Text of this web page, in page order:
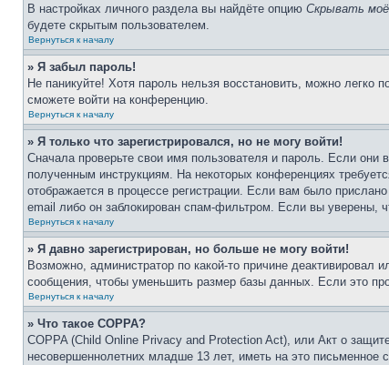
В настройках личного раздела вы найдёте опцию Скрывать моё
будете скрытым пользователем.
Вернуться к началу
» Я забыл пароль!
Не паникуйте! Хотя пароль нельзя восстановить, можно
сможете войти на конференцию.
Вернуться к началу
» Я только что зарегистрировался, но не могу войти!
Сначала проверьте свои имя пользователя и пароль. Если
полученным инструкциям. На некоторых конференциях
отображается в процессе регистрации. Если вам было
email либо он заблокирован спам-фильтром. Если вы уверены,
Вернуться к началу
» Я давно зарегистрирован, но больше не могу войти!
Возможно, администратор по какой-то причине
сообщения, чтобы уменьшить размер базы данных. Если это
Вернуться к началу
» Что такое COPPA?
COPPA (Child Online Privacy and Protection Act), или Акт о
несовершеннолетних младше 13 лет, иметь на это письменное